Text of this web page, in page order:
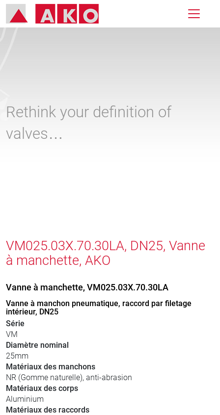
Rethink your definition of
valves…
VM025.03X.70.30LA, DN25, Vanne
à manchette, AKO
Vanne à manchette, VM025.03X.70.30LA
Vanne à manchon pneumatique, raccord par filetage
intérieur, DN25
Série
VM
Diamètre nominal
25mm
Matériaux des manchons
NR (Gomme naturelle), anti-abrasion
Matériaux des corps
Aluminium
Matériaux des raccords